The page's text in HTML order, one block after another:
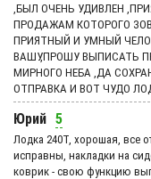
,БЫЛ ОЧЕНЬ УДИВЛЕН
ПРОДАЖАМ КОТОРОГО
ПРИЯТНЫЙ И УМНЫЙ
ВАШУ,ПРОШУ ВЫПИСАТЬ
МИРНОГО НЕБА ,ДА
ОТПРАВКА И ВОТ ЧУДО
Юрий 5
Лодка 240Т, хорошая, все
исправны, накладки на
коврик - свою функцию